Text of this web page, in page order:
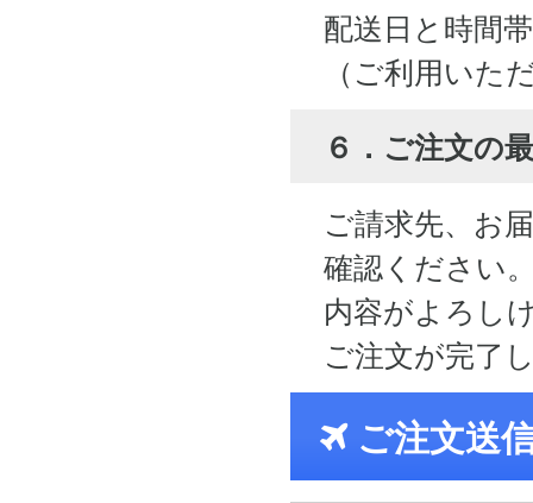
配送日と時間
（ご利用いた
６．ご注文の
ご請求先、お
確認ください
内容がよろし
ご注文が完了
ご注文送